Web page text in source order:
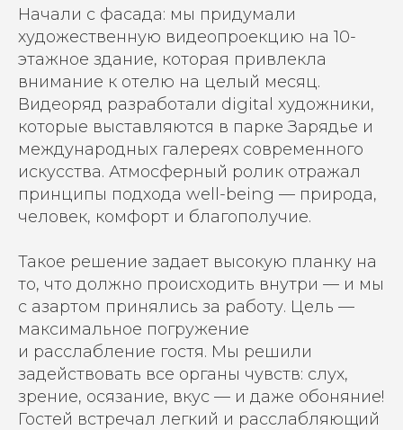
Начали с фасада: мы придумали
художественную видеопроекцию на 10-
этажное здание, которая привлекла
внимание к отелю на целый месяц.
Видеоряд разработали digital художники,
которые выставляются в парке Зарядье и
международных галереях современного
искусства. Атмосферный ролик отражал
принципы подхода well-being — природа,
человек, комфорт и благополучие.
Такое решение задает высокую планку на
то, что должно происходить внутри — и мы
с азартом принялись за работу. Цель —
максимальное погружение
и расслабление гостя. Мы решили
задействовать все органы чувств: слух,
зрение, осязание, вкус — и даже обоняние!
Гостей встречал легкий и расслабляющий